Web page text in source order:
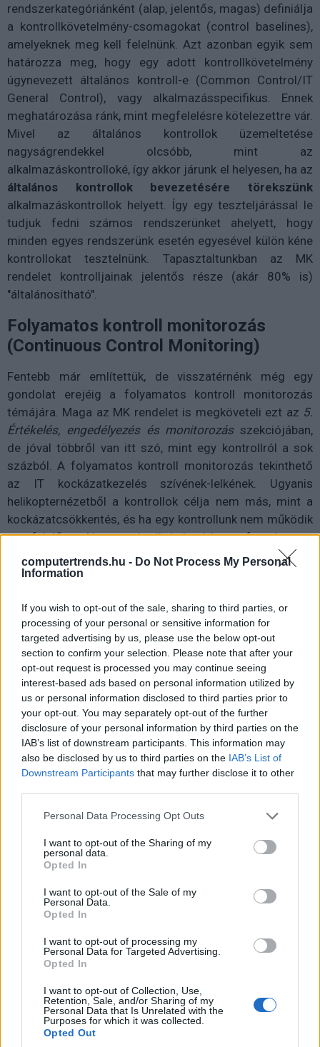
computertrends.hu - Do Not Process My Personal
Information
If you wish to opt-out of the sale, sharing to third parties, or
processing of your personal or sensitive information for
targeted advertising by us, please use the below opt-out
section to confirm your selection. Please note that after your
opt-out request is processed you may continue seeing
interest-based ads based on personal information utilized by
us or personal information disclosed to third parties prior to
your opt-out. You may separately opt-out of the further
disclosure of your personal information by third parties on the
IAB’s list of downstream participants. This information may
also be disclosed by us to third parties on the IAB’s List of
Downstream Participants that may further disclose it to other
Please note that this website/app uses one or more Google
not limited to your visit or usage behaviour. You may click to
grant or deny consent to Google and its third-party tags to
use your data for below specified purposes in below Google
consent section.
Personal Data Processing Opt Outs
I want to opt-out of the Sharing of my
personal data.
Opted In
I want to opt-out of the Sale of my
Personal Data.
Opted In
I want to opt-out of processing my
Personal Data for Targeted Advertising.
Opted In
I want to opt-out of Collection, Use,
Retention, Sale, and/or Sharing of my
Personal Data that Is Unrelated with the
Purposes for which it was collected.
Opted Out
rendszerkategóriánként (alap, jelentős, magas) definiálja
a kontrollkövetelmény-csomagokat (control baselines),
amelyeknek meg kell felelnünk. Azt azonban egyik sem
határozza meg, hogy egy adott kontrollkövetelmény
úgynevezett általános kontroll-e (Common Control/IT
General Control), vagy alkalmazásspecifikus. Ennek
meghatározása ránk, mint megfelelésre kötelezettre vár.
Mivel az általános kontrollok üzemeltetése
nagyságrendekkel olcsóbb, mint az
alkalmazáskontrolloké, így akkor járunk el helyesen, ha az
általános kontrollok bevezetésére törekszünk
alkalmazáskontrollok helyett. Így egy teszteljárással le
tudjuk fedni számos rendszerünket ahelyett, hogy
minden egyes rendszerünk esetén egyesével külön kéne
kontrollokat tesztelnünk. Tapasztaltunkban az MK
rendelet kontrolljainak jelentős része (akár 80% is)
"általánosítható".
Folyamatos kontroll monitorozás
(Continuous Control Monitoring)
Fentebb már említettük, de visszatérnénk még egy
gondolat erejéig a folyamatos kontroll monitorozás
témájára. Maga az MK rendelet is megköveteli ezt az 5.
Értékelés, engedélyezés és monitorozásszekciójában,
de jóval többről van itt szó, mint egy kontrollról a sok
százból. A folyamatos kontroll monitorozás tekinthető
az IT kockázatkezelés szívének-lelkének. Ugyanis
helikopternézetből a kontrollok célja nem más, mint a
kockázatcsökkentés, és ha egy kontrollunk nem működik
megfelelően, akkor azzal nyilván kockázatot futunk.
Tehát, a NIS2 szempontból nem csupán egy kezdeti
majd az auditorunkra bízni a kétévenkénti értékelést,
hanem mi magunknak kell a bevezetett kontrolljainkat az
általunk definiált gyakoriság mentén rendszeresen
értékelnünk, ha valóban kockázatot szeretnénk
csökkenteni, nem pedig csak acheck-box compliance
A LogicGate GRC platformra épített NIS2 Compliance
Automation megoldásunk támogatja az SCF alapú (tehát
a NIS2 mellett minden egyéb más követelménynek is
eleget tevő) belső kontroll keretrendszer kialakítását, a
folyamatos kontroll monitorozást, majd a kontroll
hiányosságokból származó kockázatok értékelését és
A szerzők:
Szabolcs András
CISA, FAIR Risk Analyst
Szigetvári Péter
peter.szigetvari@governwithus.com
Cikkünk aComputerTrends magazin 2024. június 6-ai
nyomtatott lapszámában